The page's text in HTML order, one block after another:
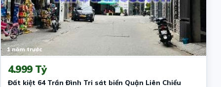
1 năm trước
4.999 Tỷ
Đất kiệt 64 Trần Đình Tri sát biển Quận Liên Chiểu